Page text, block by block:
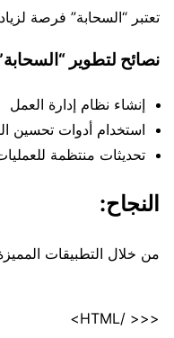
تعتبر “السحابة” فرصة
نصائح لتطوير
إنشاء نظام إدارة العمل
استخدام أدوات تحسين
تحديثات منتظمة
النجاح:
من خلال التطبيقات
<<< /HTML>